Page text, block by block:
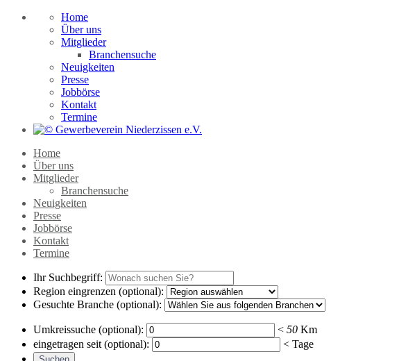
Home
Über uns
Mitglieder
Branchensuche
Neuigkeiten
Presse
Jobbörse
Kontakt
Termine
Home
Über uns
Mitglieder
Branchensuche
Neuigkeiten
Presse
Jobbörse
Kontakt
Termine
Ihr Suchbegriff:
Region eingrenzen (optional):
Gesuchte Branche (optional):
Umkreissuche (optional): < 50 Km
eingetragen seit (optional):
< Tage